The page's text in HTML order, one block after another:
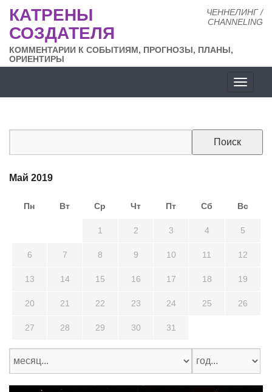
ЧЕННЕЛИНГ /
CHANNELING
КАТРЕНЫ
СОЗДАТЕЛЯ
КОММЕНТАРИИ К СОБЫТИЯМ, ПРОГНОЗЫ, ПЛАНЫ,
ОРИЕНТИРЫ
сайта
Май 2019
Пн Вт Ср Чт Пт Сб Вс
1 2 3 4 5
6 7 8 9 10 11 12
13 14 15 16 17 18 19
20 21 22 23 24 25 26
27 28 29 30 31